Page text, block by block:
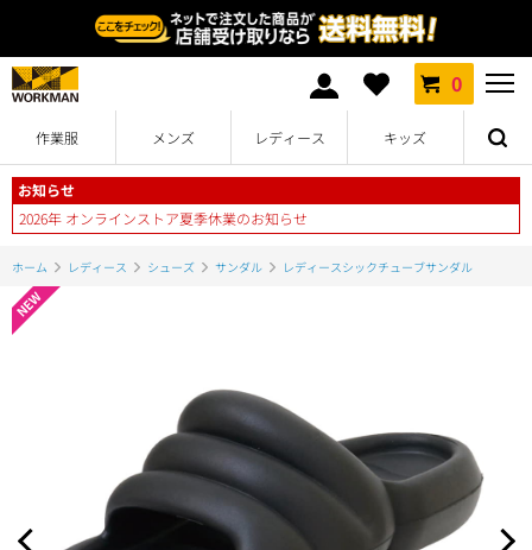
0
作業服 メンズ レディース キッズ
お知らせ
2026年 オンラインストア夏季休業のお知らせ
ホーム レディース シューズ サンダル レディースシックチューブサンダル